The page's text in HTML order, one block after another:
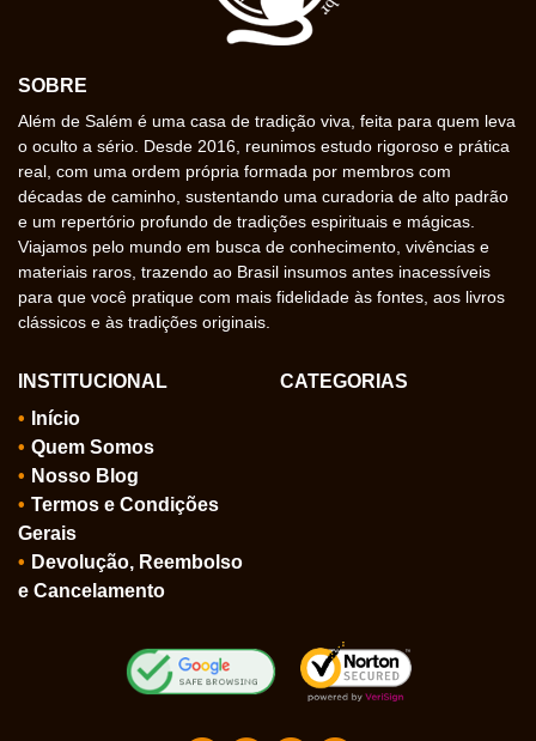
SOBRE
Além de Salém é uma casa de tradição viva, feita para quem leva
o oculto a sério. Desde 2016, reunimos estudo rigoroso e prática
real, com uma ordem própria formada por membros com
décadas de caminho, sustentando uma curadoria de alto padrão
e um repertório profundo de tradições espirituais e mágicas.
Viajamos pelo mundo em busca de conhecimento, vivências e
materiais raros, trazendo ao Brasil insumos antes inacessíveis
para que você pratique com mais fidelidade às fontes, aos livros
clássicos e às tradições originais.
INSTITUCIONAL
Início
Quem Somos
Nosso Blog
Termos e Condições
Gerais
Devolução, Reembolso
e Cancelamento
CATEGORIAS